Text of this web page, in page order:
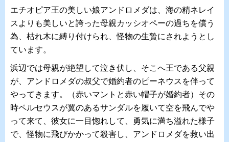
エチオピア王の美しい娘アンドロメダは、海の精ネレイ
スよりも美しいと誇った母親カッシオペーの過ちを償う
為、枯れ木に縛り付けられ、怪物の生贄にされようとし
ています。
浜辺では母親が絶望して泣き伏し、そこへ王である父親
が、アンドロメダの叔父で婚約者のピーネウスを伴って
やってきます。（赤いマントと赤い帽子が婚約者）その
時ペルセウスが翼のあるサンダルを履いて空を飛んでや
って来て、彼女に一目惚れして、勇気に満ち溢れた様子
で、怪物に飛びかかって殺害し、アンドロメダを救い出